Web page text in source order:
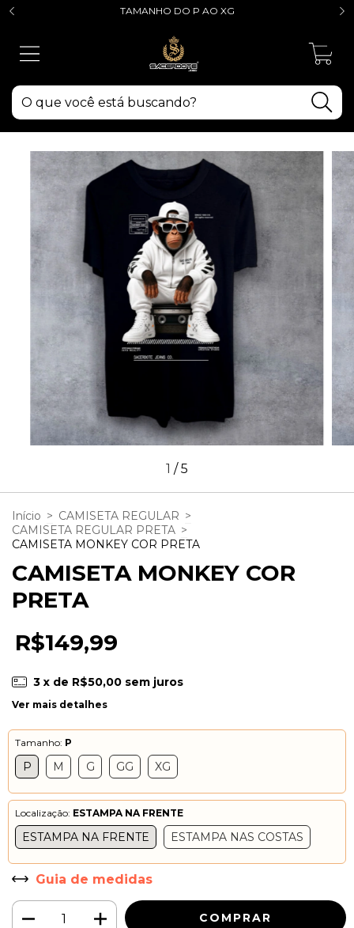
TAMANHO DO P AO XG
1 /5
Início > CAMISETA REGULAR >
CAMISETA REGULAR PRETA >
CAMISETA MONKEY COR PRETA
CAMISETA MONKEY COR
PRETA
R$149,99
3 x de R$50,00 sem juros
Ver mais detalhes
Tamanho: P
P M G GG XG
Localização: ESTAMPA NA FRENTE
ESTAMPA NA FRENTE ESTAMPA NAS COSTAS
Guia de medidas